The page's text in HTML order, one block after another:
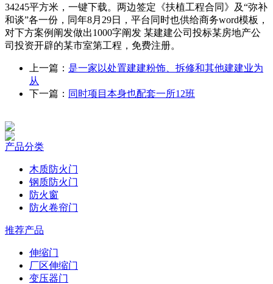
34245平方米，一键下载。两边签定《扶植工程合同》及“弥补
和谈”各一份，同年8月29日，平台同时也供给商务word模板，
对下方案例阐发做出1000字阐发 某建建公司投标某房地产公
司投资开辟的某市室第工程，免费注册。
上一篇： 是一家以处置建建粉饰、拆修和其他建建业为
从
下一篇： 同时项目本身也配套一所12班
产品分类
木质防火门
钢质防火门
防火窗
防火卷帘门
推荐产品
伸缩门
厂区伸缩门
变压器门